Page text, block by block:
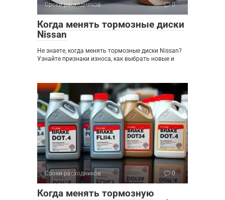
Сроки расходников 0
Когда менять тормозные диски
Nissan
Не знаете, когда менять тормозные диски Nissan?
Узнайте признаки износа, как выбрать новые и
Сроки расходников 0
Когда менять тормозную